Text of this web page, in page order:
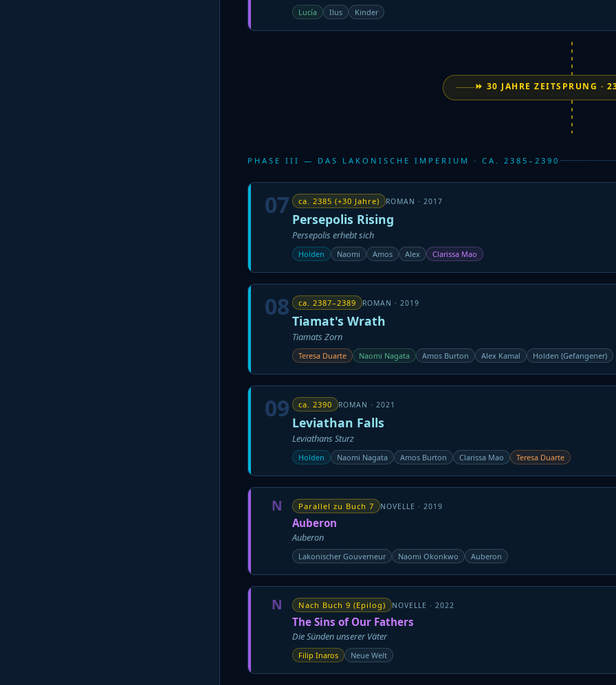
Lucía Ilus Kinder
⏩ 30 JAHRE ZEITSPRUNG ·
PHASE III — DAS LAKONISCHE IMPERIUM · CA. 2385–2390
07 ca. 2385 (+30 Jahre) ROMAN · 2017
Persepolis Rising
Persepolis erhebt sich
Holden Naomi Amos Alex Clarissa Mao
08 ca. 2387–2389 ROMAN · 2019
Tiamat's Wrath
Tiamats Zorn
Teresa Duarte Naomi Nagata Amos Burton Alex Kamal Holden (Gefangener)
09 ca. 2390 ROMAN · 2021
Leviathan Falls
Leviathans Sturz
Holden Naomi Nagata Amos Burton Clarissa Mao Teresa Duarte
N Parallel zu Buch 7 NOVELLE · 2019
Auberon
Auberon
Lakonischer Gouverneur Naomi Okonkwo Auberon
N Nach Buch 9 (Epilog) NOVELLE · 2022
The Sins of Our Fathers
Die Sünden unserer Väter
Filip Inaros Neue Welt